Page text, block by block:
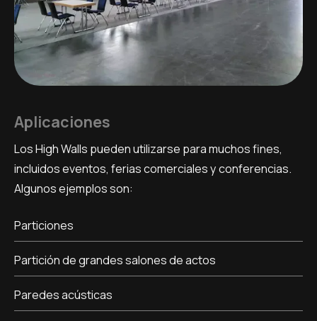
Aplicaciones
Los High Walls pueden utilizarse para muchos fines,
incluidos eventos, ferias comerciales y conferencias.
Algunos ejemplos son:
Particiones
Partición de grandes salones de actos
Paredes acústicas